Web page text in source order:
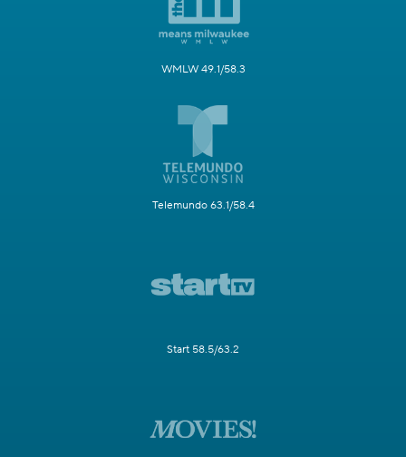
WMLW 49.1/58.3
Telemundo 63.1/58.4
Start 58.5/63.2